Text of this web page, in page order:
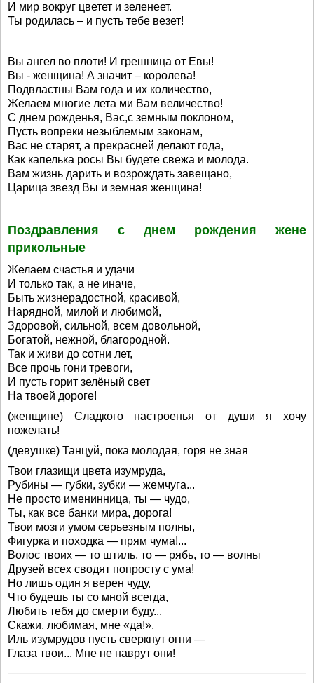
И мир вокруг цветет и зеленеет.
Ты родилась – и пусть тебе везет!
Вы ангел во плоти! И грешница от Евы!
Вы - женщина! А значит – королева!
Подвластны Вам года и их количество,
Желаем многие лета ми Вам величество!
С днем рожденья, Вас,с земным поклоном,
Пусть вопреки незыблемым законам,
Вас не старят, а прекрасней делают года,
Как капелька росы Вы будете свежа и молода.
Вам жизнь дарить и возрождать завещано,
Царица звезд Вы и земная женщина!
Поздравления с днем рождения жене
прикольные
Желаем счастья и удачи
И только так, а не иначе,
Быть жизнерадостной, красивой,
Нарядной, милой и любимой,
Здоровой, сильной, всем довольной,
Богатой, нежной, благородной.
Так и живи до сотни лет,
Все прочь гони тревоги,
И пусть горит зелёный свет
На твоей дороге!
(женщине) Сладкого настроенья от души я хочу
пожелать!
(девушке) Танцуй, пока молодая, горя не зная
Твои глазищи цвета изумруда,
Рубины — губки, зубки — жемчуга...
Не просто именинница, ты — чудо,
Ты, как все банки мира, дорога!
Твои мозги умом серьезным полны,
Фигурка и походка — прям чума!...
Волос твоих — то штиль, то — рябь, то — волны
Друзей всех сводят попросту с ума!
Но лишь один я верен чуду,
Что будешь ты со мной всегда,
Любить тебя до смерти буду...
Скажи, любимая, мне «да!»,
Иль изумрудов пусть сверкнут огни —
Глаза твои... Мне не наврут они!